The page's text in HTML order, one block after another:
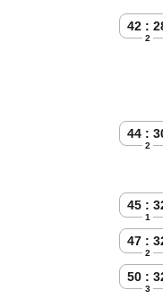
42 :
2
44 :
2
45 :
1
47 :
2
50 :
3